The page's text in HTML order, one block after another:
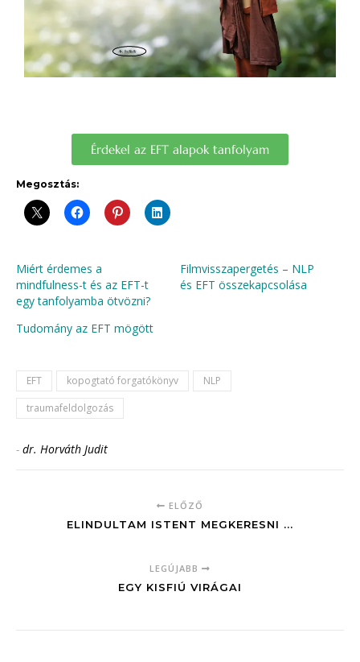
Érdekel az EFT alapok tanfolyam
Megosztás:
Miért érdemes a
mindfulness-t és az EFT-t
egy tanfolyamba ötvözni?
Filmvisszapergetés – NLP
és EFT összekapcsolása
Tudomány az EFT mögött
EFT kopogtató forgatókönyv
NLP
traumafeldolgozás
- dr. Horváth Judit
ELŐZŐ
ELINDULTAM ISTENT MEGKERESNI ...
LEGÚJABB
EGY KISFIÚ VIRÁGAI